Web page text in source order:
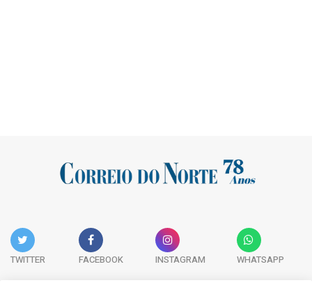
TWITTER FACEBOOK INSTAGRAM WHATSAPP